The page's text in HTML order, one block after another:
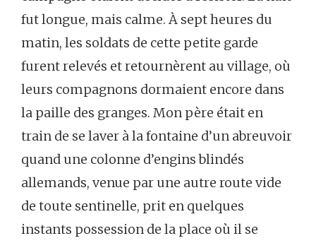
fut longue, mais calme. À sept heures du
matin, les soldats de cette petite garde
furent relevés et retournèrent au village, où
leurs compagnons dormaient encore dans
la paille des granges. Mon père était en
train de se laver à la fontaine d’un abreuvoir
quand une colonne d’engins blindés
allemands, venue par une autre route vide
de toute sentinelle, prit en quelques
instants possession de la place où il se